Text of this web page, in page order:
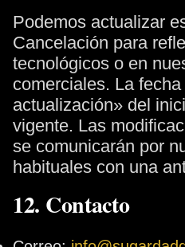
Podemos actualizar
Cancelación para
tecnológicos o en
comerciales. La
actualización» del
vigente. Las
se comunicarán por
habituales con una
12. Contacto